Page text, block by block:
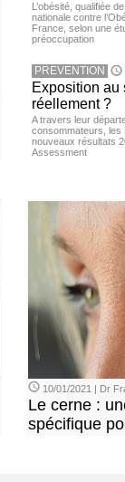
L’obésité, qualifiée
nationale contre
France, selon une
préoccupation
PREVENTION
Exposition au
réellement ?
A travers leur
consommateurs, les
nouveaux résultats
Assessment
10/01/2021 | Dr
Le cerne :
spécifique